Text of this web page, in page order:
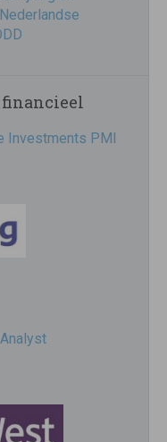
financieel
Investments PMI